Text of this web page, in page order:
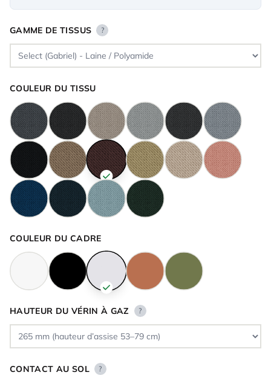
GAMME DE TISSUS ?
COULEUR DU TISSU
COULEUR DU CADRE
HAUTEUR DU VÉRIN À GAZ ?
CONTACT AU SOL ?